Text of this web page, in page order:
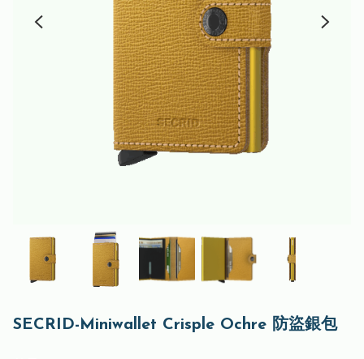
SECRID-Miniwallet Crisple Ochre 防盜銀包